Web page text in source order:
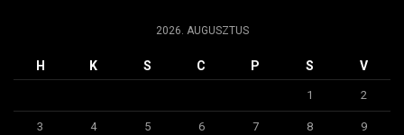
2026. AUGUSZTUS
H K S C P S V
1 2
3 4 5 6 7 8 9